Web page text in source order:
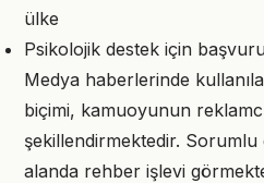
ülke
Psikolojik destek için
Medya haberlerinde
biçimi, kamuoyunun
şekillendirmektedir.
alanda rehber işlevi